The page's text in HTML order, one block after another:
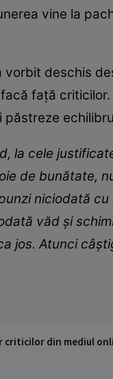
vine la
vorbit deschis
față
la cele
de bunătate,
niciodată
văd și
jos. Atunci
criticilor din mediul